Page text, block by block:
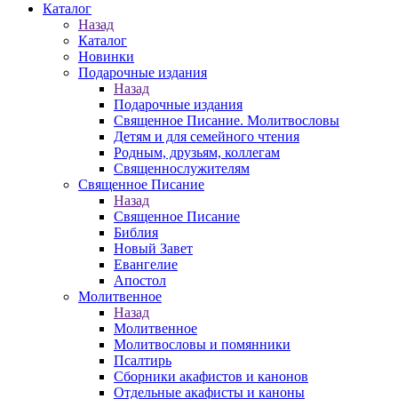
Каталог
Назад
Каталог
Новинки
Подарочные издания
Назад
Подарочные издания
Священное Писание. Молитвословы
Детям и для семейного чтения
Родным, друзьям, коллегам
Священнослужителям
Священное Писание
Назад
Священное Писание
Библия
Новый Завет
Евангелие
Апостол
Молитвенное
Назад
Молитвенное
Молитвословы и помянники
Псалтирь
Сборники акафистов и канонов
Отдельные акафисты и каноны